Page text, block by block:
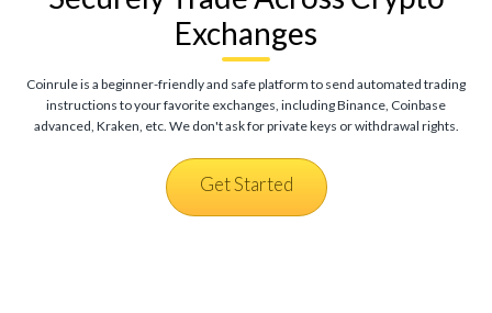
Exchanges
Coinrule is a beginner-friendly and safe platform to send automated trading
instructions to your favorite exchanges, including Binance, Coinbase
advanced, Kraken, etc. We don't ask for private keys or withdrawal rights.
Get Started